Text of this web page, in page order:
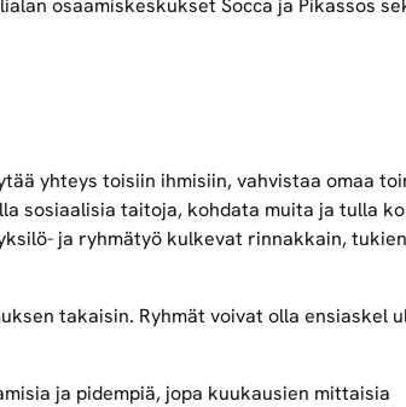
osaamiskeskukset Socca ja Pikassos
yhteys toisiin ihmisiin, vahvistaa omaa
sosiaalisia taitoja, kohdata muita ja tulla
ja ryhmätyö kulkevat rinnakkain,
takaisin. Ryhmät voivat olla ensiaskel
ja pidempiä, jopa kuukausien mittaisia